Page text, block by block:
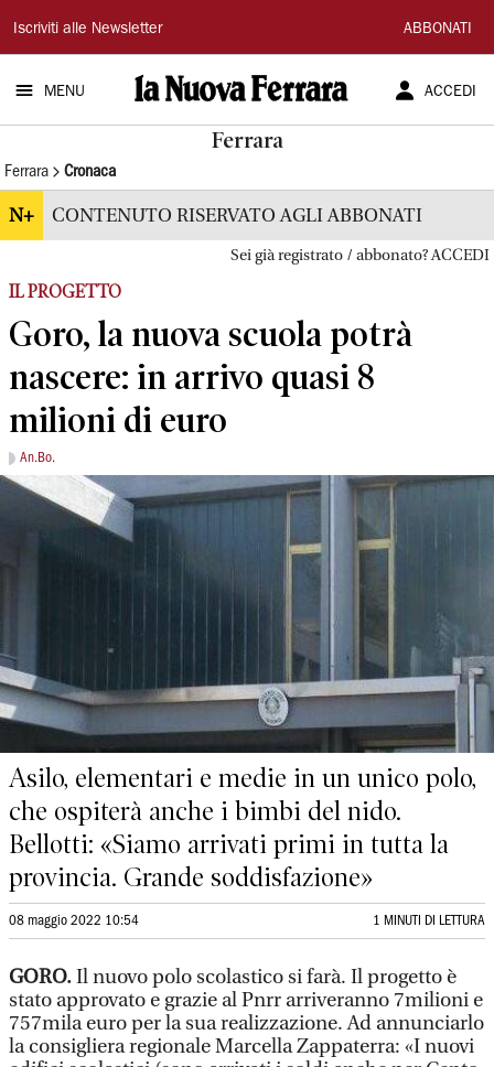
La
Nuova
Ferrara
Iscriviti alle Newsletter ABBONATI
MENU ACCEDI
Ferrara
Ferrara Cronaca
N+ CONTENUTO RISERVATO AGLI ABBONATI
Sei già registrato / abbonato? ACCEDI
IL PROGETTO
Goro, la nuova scuola potrà
nascere: in arrivo quasi 8
milioni di euro
An.Bo.
Asilo, elementari e medie in un unico polo,
che ospiterà anche i bimbi del nido.
Bellotti: «Siamo arrivati primi in tutta la
provincia. Grande soddisfazione»
08 maggio 2022 10:54 1 MINUTI DI LETTURA
GORO.Il nuovo polo scolastico si farà. Il progetto è
stato approvato e grazie al Pnrr arriveranno 7milioni e
757mila euro per la sua realizzazione. Ad annunciarlo
la consigliera regionale Marcella Zappaterra: «I nuovi